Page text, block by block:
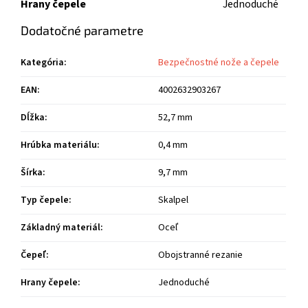
Hrany čepele
Jednoduché
Dodatočné parametre
Kategória:
Bezpečnostné nože a čepele
EAN:
4002632903267
Dĺžka:
52,7 mm
Hrúbka materiálu:
0,4 mm
Šírka:
9,7 mm
Typ čepele:
Skalpel
Základný materiál:
Oceľ
Čepeľ:
Obojstranné rezanie
Hrany čepele: Jednoduché